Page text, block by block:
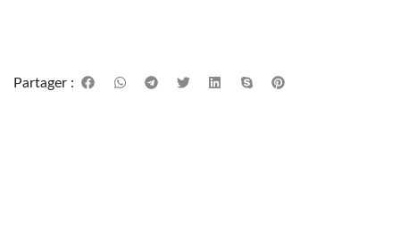
Partager :